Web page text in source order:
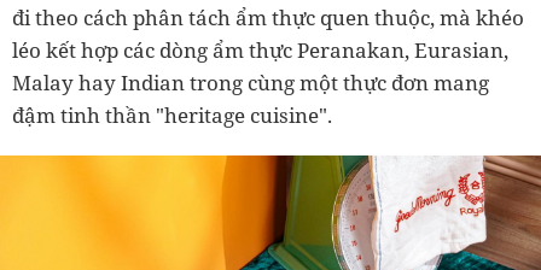
đi theo cách phân tách ẩm thực quen thuộc, mà khéo
léo kết hợp các dòng ẩm thực Peranakan, Eurasian,
Malay hay Indian trong cùng một thực đơn mang
đậm tinh thần "heritage cuisine".